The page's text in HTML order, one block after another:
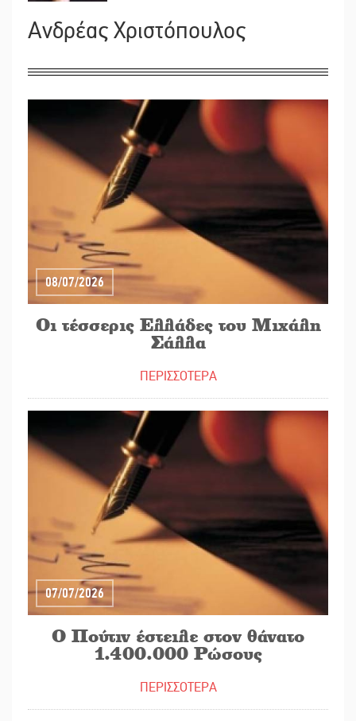
Ανδρέας Χριστόπουλος
08/07/2026
Οι τέσσερις Ελλάδες του Μιχάλη
Σάλλα
ΠΕΡΙΣΣΟΤΕΡΑ
07/07/2026
Ο Πούτιν έστειλε στον θάνατο
1.400.000 Ρώσους
ΠΕΡΙΣΣΟΤΕΡΑ